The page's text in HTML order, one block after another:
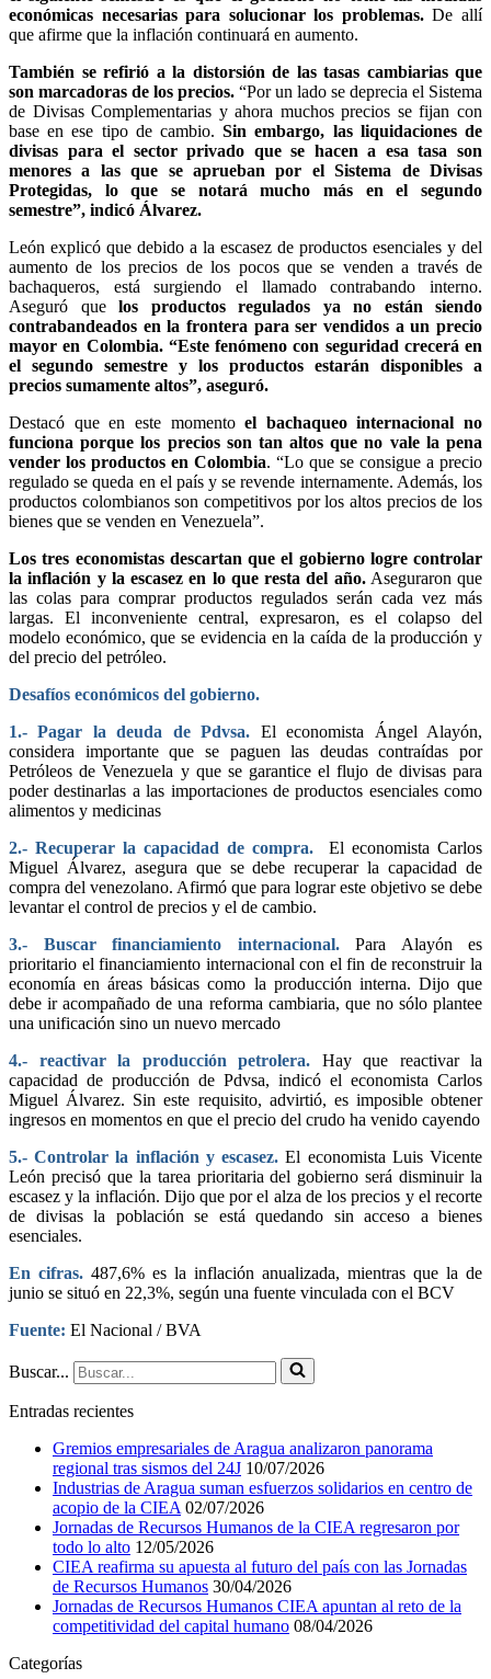
económicas necesarias para solucionar los problemas.De allí
que afirme que la inflación continuará en aumento.
También se refirió a la distorsión de las tasas cambiarias que
son marcadoras de los precios. “Por un lado se deprecia el Sistema
de Divisas Complementarias y ahora muchos precios se fijan con
base en ese tipo de cambio.Sin embargo, las liquidaciones de
divisas para el sector privado que se hacen a esa tasa son
menores a las que se aprueban por el Sistema de Divisas
Protegidas, lo que se notará mucho más en el segundo
semestre”, indicó Álvarez.
León explicó que debido a la escasez de productos esenciales y del
aumento de los precios de los pocos que se venden a través de
bachaqueros, está surgiendo el llamado contrabando interno.
Aseguró que los productos regulados ya no están siendo
contrabandeados en la frontera para ser vendidos a un precio
mayor en Colombia. “Este fenómeno con seguridad crecerá en
el segundo semestre y los productos estarán disponibles a
precios sumamente altos”, aseguró.
Destacó que en este momentoel bachaqueo internacional no
funciona porque los precios son tan altos que no vale la pena
vender los productos en Colombia. “Lo que se consigue a precio
regulado se queda en el país y se revende internamente. Además, los
productos colombianos son competitivos por los altos precios de los
bienes que se venden en Venezuela”.
Los tres economistas descartan que el gobierno logre controlar
la inflación y la escasez en lo que resta del año.Aseguraron que
las colas para comprar productos regulados serán cada vez más
largas. El inconveniente central, expresaron, es el colapso del
modelo económico, que se evidencia en la caída de la producción y
del precio del petróleo.
Desafíos económicos del gobierno.
1.- Pagar la deuda de Pdvsa. El economista Ángel Alayón,
considera importante que se paguen las deudas contraídas por
Petróleos de Venezuela y que se garantice el flujo de divisas para
poder destinarlas a las importaciones de productos esenciales como
alimentos y medicinas
2.- Recuperar la capacidad de compra.
El economista Carlos
Miguel Álvarez, asegura que se debe recuperar la capacidad de
compra del venezolano. Afirmó que para lograr este objetivo se debe
levantar el control de precios y el de cambio.
3.- Buscar financiamiento internacional.Para Alayón es
prioritario el financiamiento internacional con el fin de reconstruir la
economía en áreas básicas como la producción interna. Dijo que
debe ir acompañado de una reforma cambiaria, que no sólo plantee
una unificación sino un nuevo mercado
4.- reactivar la producción petrolera. Hay que reactivar la
capacidad de producción de Pdvsa, indicó el economista Carlos
Miguel Álvarez. Sin este requisito, advirtió, es imposible obtener
ingresos en momentos en que el precio del crudo ha venido cayendo
5.- Controlar la inflación y escasez. El economista Luis Vicente
León precisó que la tarea prioritaria del gobierno será disminuir la
escasez y la inflación. Dijo que por el alza de los precios y el recorte
de divisas la población se está quedando sin acceso a bienes
esenciales.
En cifras. 487,6% es la inflación anualizada, mientras que la de
junio se situó en 22,3%, según una fuente vinculada con el BCV
Fuente: El Nacional / BVA
Buscar...
Entradas recientes
Gremios empresariales de Aragua analizaron panorama
regional tras sismos del 24J 10/07/2026
Industrias de Aragua suman esfuerzos solidarios en centro de
acopio de la CIEA 02/07/2026
Jornadas de Recursos Humanos de la CIEA regresaron por
todo lo alto 12/05/2026
CIEA reafirma su apuesta al futuro del país con las Jornadas
de Recursos Humanos 30/04/2026
Jornadas de Recursos Humanos CIEA apuntan al reto de la
competitividad del capital humano 08/04/2026
Categorías